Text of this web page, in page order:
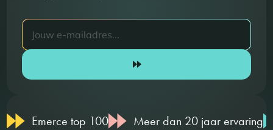
Emerce top 100 Meer dan 20 jaar ervaring